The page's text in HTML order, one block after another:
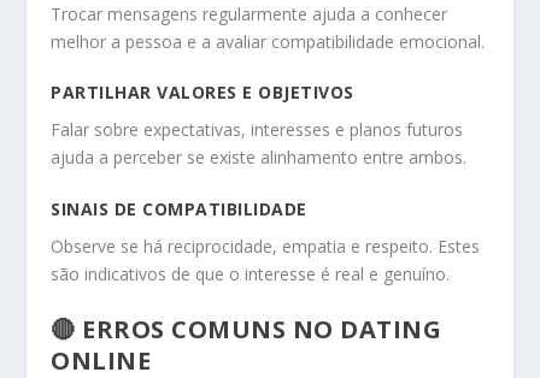
Trocar mensagens regularmente ajuda a conhecer
melhor a pessoa e a avaliar compatibilidade emocional.
PARTILHAR VALORES E OBJETIVOS
Falar sobre expectativas, interesses e planos futuros
ajuda a perceber se existe alinhamento entre ambos.
SINAIS DE COMPATIBILIDADE
Observe se há reciprocidade, empatia e respeito. Estes
são indicativos de que o interesse é real e genuíno.
🔴 ERROS COMUNS NO DATING
ONLINE